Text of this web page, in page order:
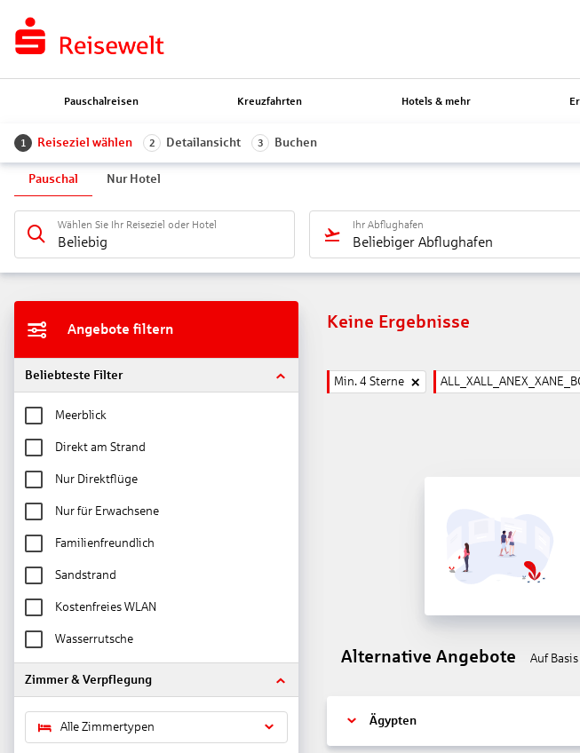
Pauschalreisen Kreuzfahrten Hotels & mehr
1 Reiseziel wählen 2 Detailansicht 3 Buchen
Pauschal Nur Hotel
Wählen Sie Ihr Reiseziel oder Hotel
Beliebig
Ihr Abflughafen
Beliebiger Abflughafen
Angebote filtern
Beliebteste Filter
Meerblick
Direkt am Strand
Nur Direktflüge
Nur für Erwachsene
Familienfreundlich
Sandstrand
Kostenfreies WLAN
Wasserrutsche
Zimmer & Verpflegung
Alle Zimmertypen
Keine Ergebnisse
Min. 4 Sterne
Alternative Angebote Auf
Ägypten